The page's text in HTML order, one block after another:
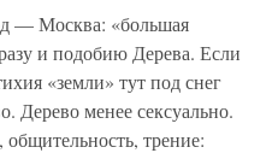
— Москва: «большая
и подобию Дерева. Если
«земли» тут под снег
Дерево менее сексуально.
трение: